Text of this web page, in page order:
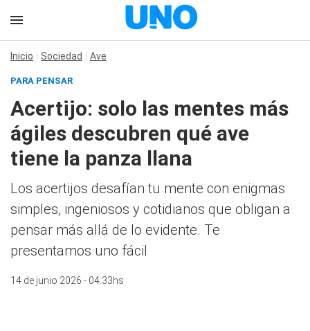
Inicio Sociedad Ave
PARA PENSAR
Acertijo: solo las mentes más
ágiles descubren qué ave
tiene la panza llana
Los acertijos desafían tu mente con enigmas
simples, ingeniosos y cotidianos que obligan a
pensar más allá de lo evidente. Te
presentamos uno fácil
14 de junio 2026 - 04:33hs